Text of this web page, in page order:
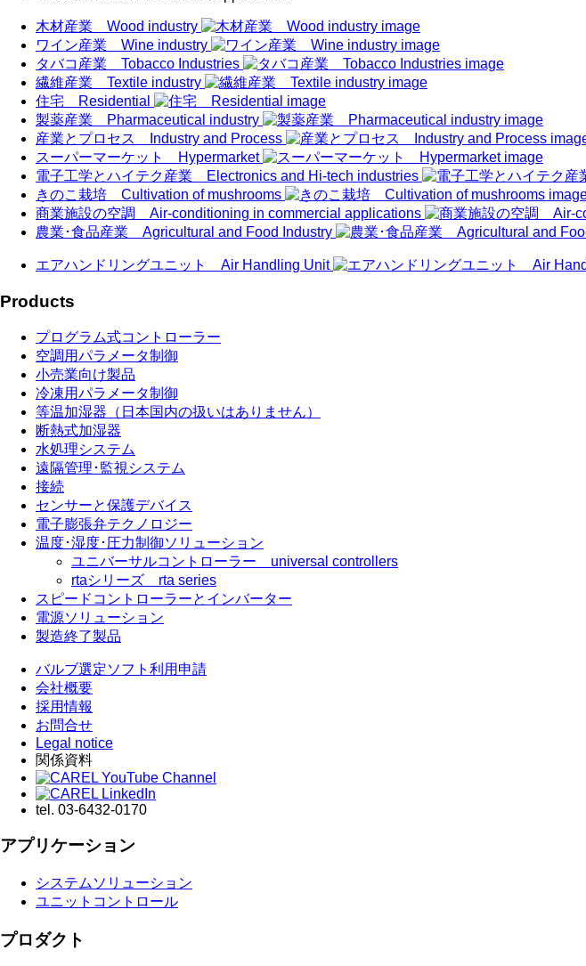
木材産業 Wood industry
ワイン産業 Wine industry
タバコ産業 Tobacco Industries
繊維産業 Textile industry
住宅 Residential
製薬産業 Pharmaceutical industry
産業とプロセス Industry and Process
スーパーマーケット Hypermarket
電子工学とハイテク産業 Electronics and Hi-tech industries
きのこ栽培 Cultivation of mushrooms
商業施設の空調 Air-conditioning in commercial applications
農業･食品産業 Agricultural and Food Industry
エアハンドリングユニット Air Handling Unit
Products
プログラム式コントローラー
空調用パラメータ制御
小売業向け製品
冷凍用パラメータ制御
等温加湿器（日本国内の扱いはありません）
断熱式加湿器
水処理システム
遠隔管理･監視システム
接続
センサーと保護デバイス
電子膨張弁テクノロジー
温度･湿度･圧力制御ソリューション
ユニバーサルコントローラー universal controllers
rtaシリーズ rta series
スピードコントローラーとインバーター
電源ソリューション
製造終了製品
バルブ選定ソフト利用申請
会社概要
採用情報
お問合せ
Legal notice
関係資料
tel. 03-6432-0170
アプリケーション
システムソリューション
ユニットコントロール
プロダクト